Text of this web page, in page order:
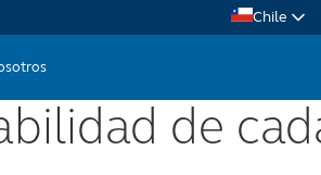
TOP
Chile
de